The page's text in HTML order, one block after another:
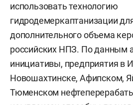
использовать технологию
гидродемеркаптанизации
дополнительного объема
российских НПЗ. По данным
инициативы, предприятия в
Новошахтинске, Афипском,
Тюменском